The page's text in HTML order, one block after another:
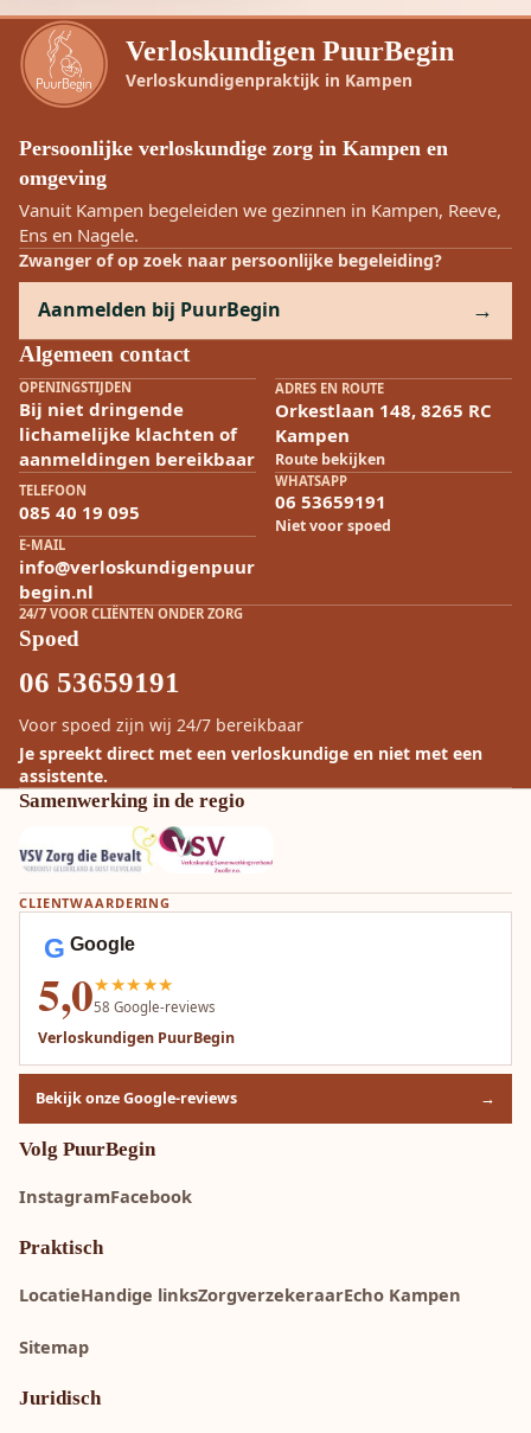
Verloskundigen PuurBegin
Verloskundigenpraktijk in Kampen
Persoonlijke verloskundige zorg in Kampen en
omgeving
Vanuit Kampen begeleiden we gezinnen in Kampen, Reeve,
Ens en Nagele.
Zwanger of op zoek naar persoonlijke begeleiding?
Aanmelden bij PuurBegin
Algemeen contact
OPENINGSTIJDEN
Bij niet dringende
lichamelijke klachten of
aanmeldingen bereikbaar
ADRES EN ROUTE
Orkestlaan 148, 8265 RC
Kampen
Route bekijken
TELEFOON
085 40 19 095
WHATSAPP
06 53659191
Niet voor spoed
E-MAIL
info@verloskundigenpuur
begin.nl
24/7 VOOR CLIËNTEN ONDER ZORG
Spoed
06 53659191
Voor spoed zijn wij 24/7 bereikbaar
Je spreekt direct met een verloskundige en niet met een
assistente.
Samenwerking in de regio
CLIENTWAARDERING
G Google
5,0★★★★★
58 Google-reviews
Verloskundigen PuurBegin
Bekijk onze Google-reviews →
Volg PuurBegin
InstagramFacebook
Praktisch
LocatieHandige linksZorgverzekeraarEcho Kampen
Sitemap
Juridisch